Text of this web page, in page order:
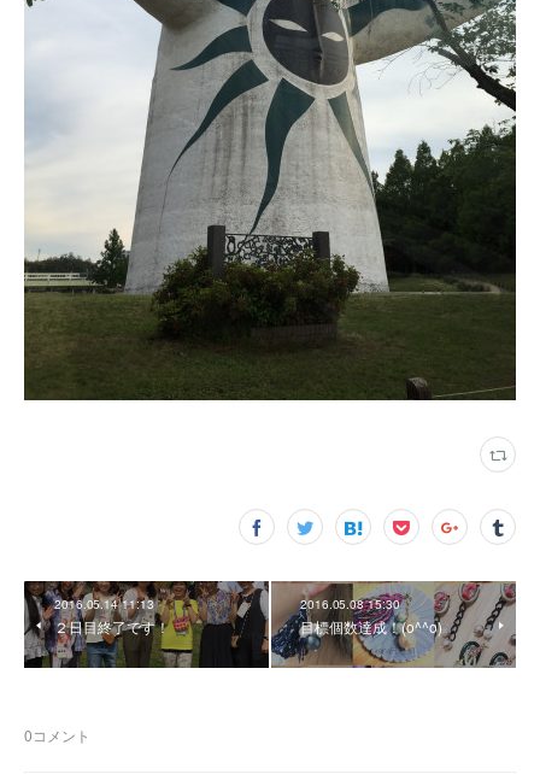
2016.05.14 11:13
２日目終了です！
2016.05.08 15:30
目標個数達成！(o^^o)
0コメント